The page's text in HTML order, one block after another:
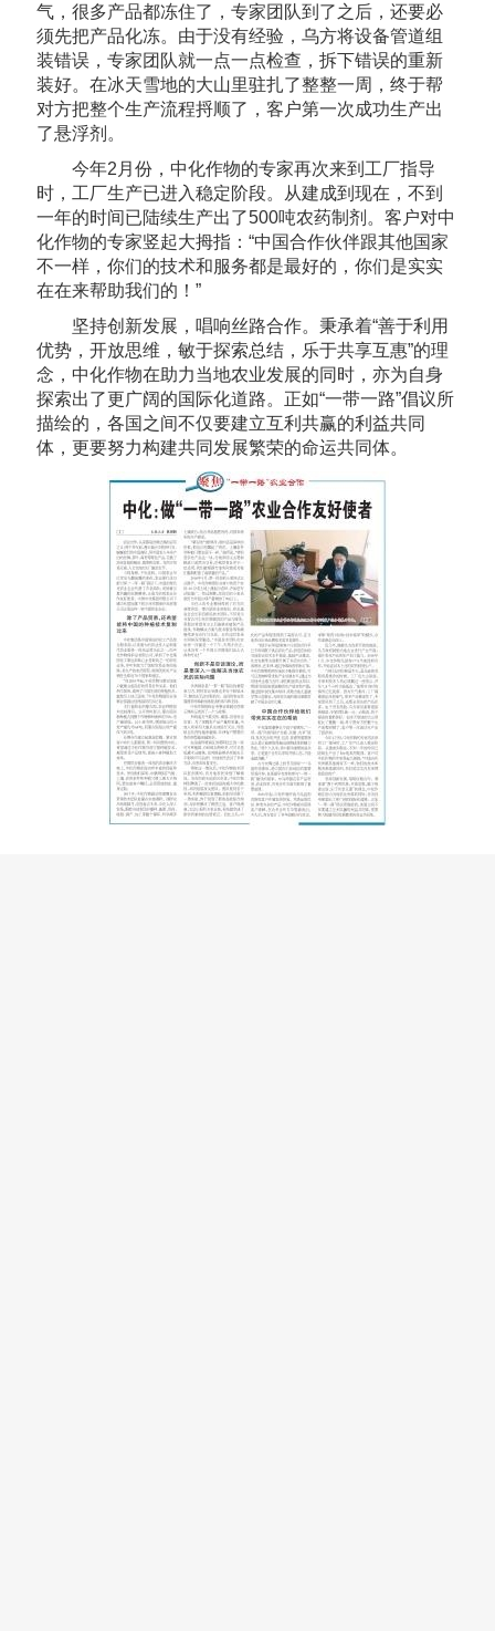
气，很多产品都冻住了，专家团队到了之后，还要必
须先把产品化冻。由于没有经验，乌方将设备管道组
装错误，专家团队就一点一点检查，拆下错误的重新
装好。在冰天雪地的大山里驻扎了整整一周，终于帮
对方把整个生产流程捋顺了，客户第一次成功生产出
了悬浮剂。
今年2月份，中化作物的专家再次来到工厂指导
时，工厂生产已进入稳定阶段。从建成到现在，不到
一年的时间已陆续生产出了500吨农药制剂。客户对中
化作物的专家竖起大拇指：“中国合作伙伴跟其他国家
不一样，你们的技术和服务都是最好的，你们是实实
在在来帮助我们的！”
坚持创新发展，唱响丝路合作。秉承着“善于利用
优势，开放思维，敏于探索总结，乐于共享互惠”的理
念，中化作物在助力当地农业发展的同时，亦为自身
探索出了更广阔的国际化道路。正如“一带一路”倡议所
描绘的，各国之间不仅要建立互利共赢的利益共同
体，更要努力构建共同发展繁荣的命运共同体。